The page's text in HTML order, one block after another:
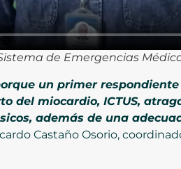
de Emergencias
un primer
del miocardio, ICTUS,
además de una
Castaño Osorio,